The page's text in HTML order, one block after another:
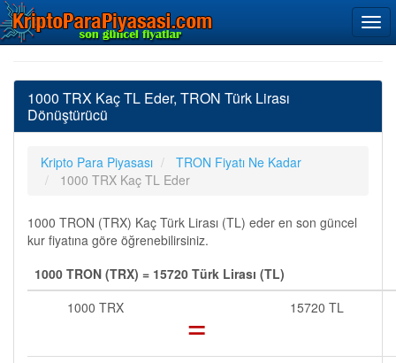
1000 TRX Kaç TL Eder, TRON Türk Lirası
Dönüştürücü
Kripto Para Piyasası
TRON Fiyatı Ne Kadar
1000 TRX Kaç TL Eder
1000 TRON (TRX) Kaç Türk Lirası (TL) eder en son güncel
kur fiyatına göre öğrenebilirsiniz.
1000 TRON (TRX) = 15720 Türk Lirası (TL)
1000 TRX
= 15720 TL